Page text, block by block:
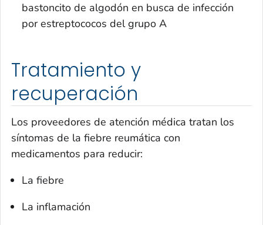
bastoncito de algodón en busca de infección
por estreptococos del grupo A
Tratamiento y
recuperación
Los proveedores de atención médica tratan los
síntomas de la fiebre reumática con
medicamentos para reducir:
La fiebre
La inflamación